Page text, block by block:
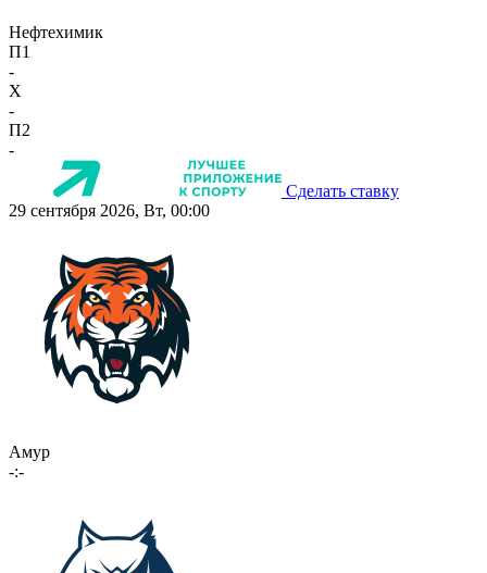
Нефтехимик
П1
-
X
-
П2
-
Сделать ставку
29 сентября 2026, Вт, 00:00
Амур
-:-